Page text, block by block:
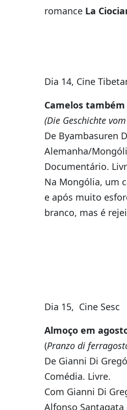
romance La
Dia 14, Cine
Camelos
(Die Geschichte
De Byambasuren
Alemanha/
Documentário.
Na Mongólia, um
e após muito
branco, mas é
Dia 15, Cine Sesc
Almoço em
(Pranzo di
De Gianni Di
Comédia. Livre.
Com Gianni Di
Alfonso Santagata